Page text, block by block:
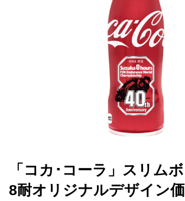
「コカ･コーラ」スリム
8耐オリジナルデザイン